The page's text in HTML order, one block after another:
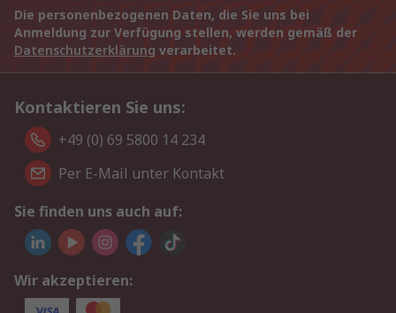
Die personenbezogenen Daten, die Sie uns bei
Anmeldung zur Verfügung stellen, werden gemäß der
Datenschutzerklärung verarbeitet.
Kontaktieren Sie uns:
+49 (0) 69 5800 14 234
Per E-Mail unter Kontakt
Sie finden uns auch auf:
Wir akzeptieren: